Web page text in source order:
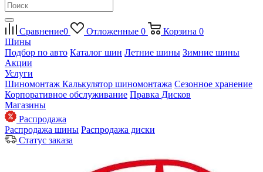
Сравнение0 Отложенные 0 Корзина 0
Шины
Подбор по авто Каталог шин Летние шины Зимние шины
Акции
Услуги
Шиномонтаж Калькулятор шиномонтажа Сезонное хранение
Корпоративное обслуживание Правка Дисков
Магазины
Распродажа
Распродажа шины Распродажа диски
Статус заказа